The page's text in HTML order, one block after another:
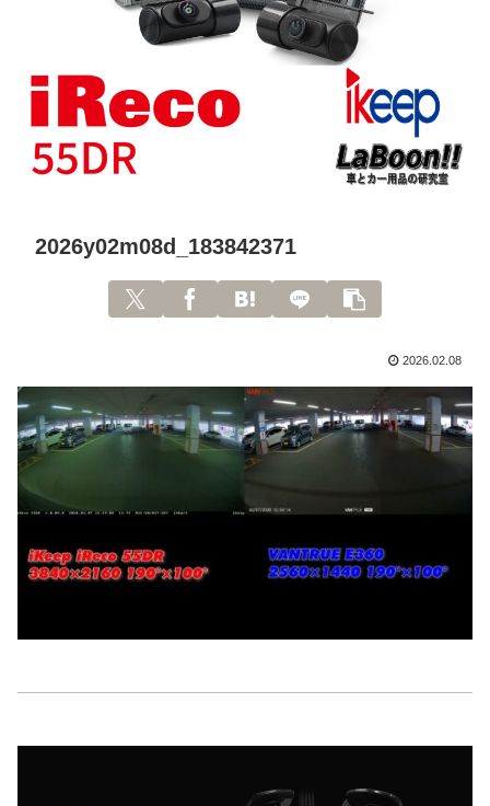
2026y02m08d_183842371
2026.02.08